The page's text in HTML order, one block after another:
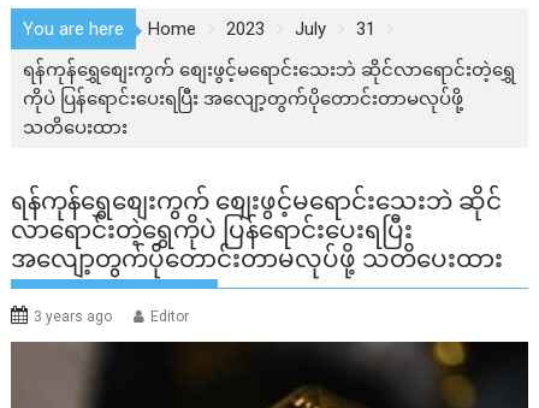
You are here Home 2023 July
31
ရန်ကုန်ရွှေစျေးကွက် စျေးဖွင့်မရောင်းသေးဘဲ ဆိုင်လာရောင်းတဲ့ရွှေ
ကိုပဲ ပြန်ရောင်းပေးရပြီး အလျော့တွက်ပိုတောင်းတာမလုပ်ဖို့
သတိပေးထား
ရန်ကုန်ရွှေစျေးကွက် စျေးဖွင့်မရောင်းသေးဘဲ ဆိုင်
လာရောင်းတဲ့ရွှေကိုပဲ ပြန်ရောင်းပေးရပြီး
အလျော့တွက်ပိုတောင်းတာမလုပ်ဖို့ သတိပေးထား
3 years ago Editor